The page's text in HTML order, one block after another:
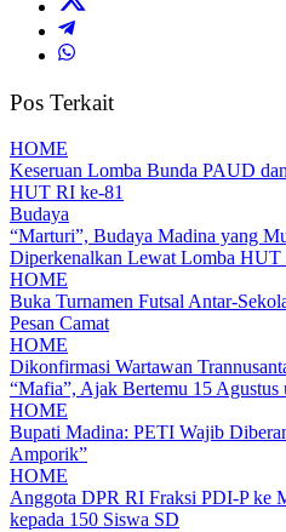
Pos Terkait
HOME
Keseruan Lomba Bunda PAUD
HUT RI ke-81
Budaya
“Marturi”, Budaya Madina yang
Diperkenalkan Lewat Lomba HUT
HOME
Buka Turnamen Futsal Antar-
Pesan Camat
HOME
Dikonfirmasi Wartawan
“Mafia”, Ajak Bertemu 15
HOME
Bupati Madina: PETI Wajib
Amporik”
HOME
Anggota DPR RI Fraksi PDI-P ke
kepada 150 Siswa SD